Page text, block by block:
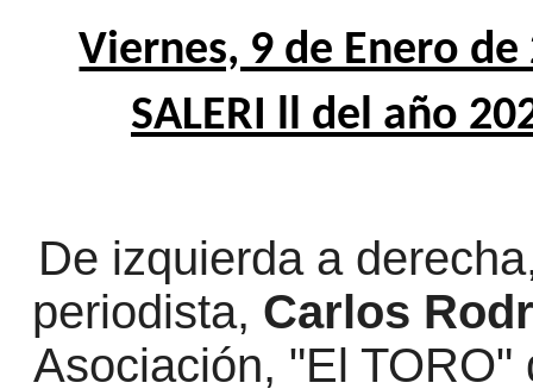
Viernes, 9 de Enero
SALERI ll del año
De izquierda a
periodista, Carlos
Asociación, "El